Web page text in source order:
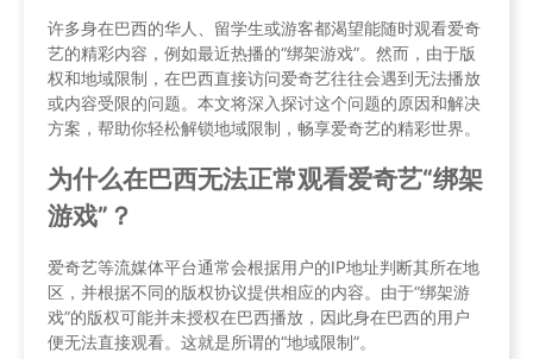
许多身在巴西的华人、留学生或游客都渴望能随时观看爱奇
艺的精彩内容，例如最近热播的“绑架游戏”。然而，由于版
权和地域限制，在巴西直接访问爱奇艺往往会遇到无法播放
或内容受限的问题。本文将深入探讨这个问题的原因和解决
方案，帮助你轻松解锁地域限制，畅享爱奇艺的精彩世界。
为什么在巴西无法正常观看爱奇艺“绑架
游戏”？
爱奇艺等流媒体平台通常会根据用户的IP地址判断其所在地
区，并根据不同的版权协议提供相应的内容。由于“绑架游
戏”的版权可能并未授权在巴西播放，因此身在巴西的用户
便无法直接观看。这就是所谓的“地域限制”。